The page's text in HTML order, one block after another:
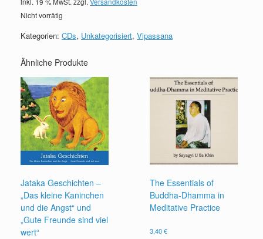
Nicht vorrätig
Kategorien: CDs, Unkategorisiert, Vipassana
Ähnliche Produkte
Jataka Geschichten –
„Das kleine Kaninchen
und die Angst“ und
„Gute Freunde sind viel
wert“
The Essentials of
Buddha-Dhamma in
Meditative Practice
3,40€